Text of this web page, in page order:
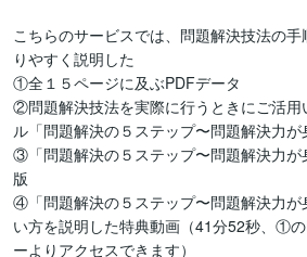
こちらのサービスでは、問題解決技法の
りやすく説明した
①全１５ページに及ぶPDFデータ
②問題解決技法を実際に行うときにご活用
ル「問題解決の５ステップ〜問題解決力が
③「問題解決の５ステップ〜問題解決力が
版
④「問題解決の５ステップ〜問題解決力が
い方を説明した特典動画（41分52秒、①
ーよりアクセスできます）